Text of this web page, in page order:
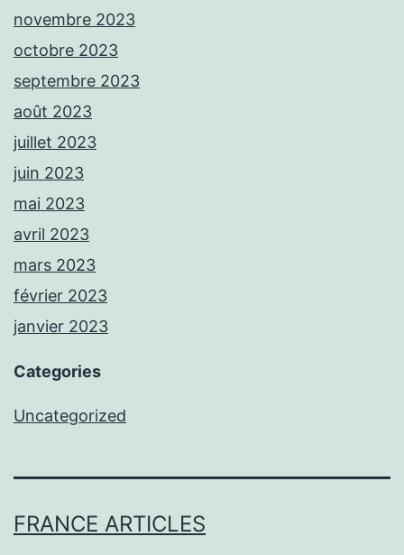
novembre 2023
octobre 2023
septembre 2023
août 2023
juillet 2023
juin 2023
mai 2023
avril 2023
mars 2023
février 2023
janvier 2023
Categories
Uncategorized
FRANCE ARTICLES